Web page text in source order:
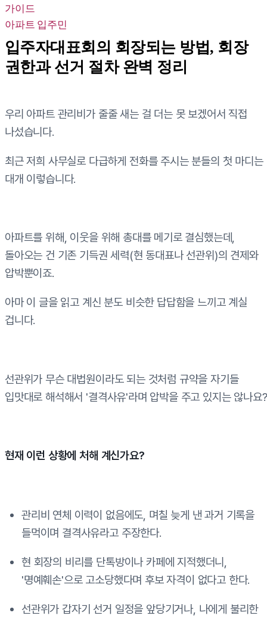
가이드
아파트 입주민
입주자대표회의 회장되는 방법, 회장
권한과 선거 절차 완벽 정리
우리 아파트 관리비가 줄줄 새는 걸 더는 못 보겠어서 직접
나섰습니다.
최근 저희 사무실로 다급하게 전화를 주시는 분들의 첫 마디는
대개 이렇습니다.
아파트를 위해, 이웃을 위해 총대를 메기로 결심했는데,
돌아오는 건 기존 기득권 세력(현 동대표나 선관위)의 견제와
압박뿐이죠.
아마 이 글을 읽고 계신 분도 비슷한 답답함을 느끼고 계실
겁니다.
선관위가 무슨 대법원이라도 되는 것처럼 규약을 자기들
입맛대로 해석해서 '결격사유'라며 압박을 주고 있지는 않나요?
현재 이런 상황에 처해 계신가요?
관리비 연체 이력이 없음에도, 며칠 늦게 낸 과거 기록을
들먹이며 결격사유라고 주장한다.
현 회장의 비리를 단톡방이나 카페에 지적했더니,
'명예훼손'으로 고소당했다며 후보 자격이 없다고 한다.
선관위가 갑자기 선거 일정을 앞당기거나, 나에게 불리한